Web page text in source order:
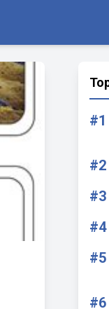
#1
#2
#3
#4
#5
#6